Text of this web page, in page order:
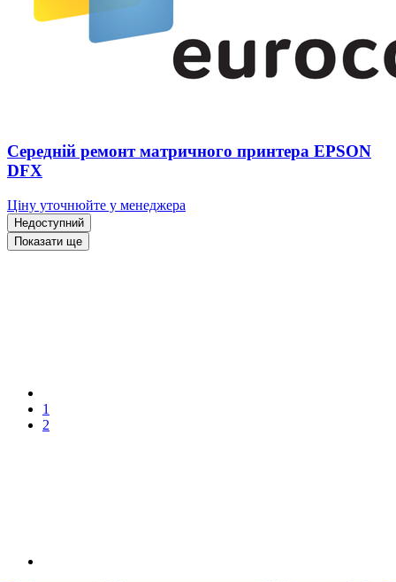
Середній ремонт матричного принтера EPSON
DFX
Ціну уточнюйте у менеджера
Недоступний
Показати ще
1
2